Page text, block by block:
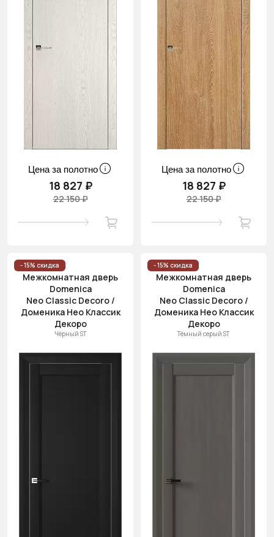
Цена за полотно
18 827 ₽
22 150 ₽
Цена за полотно
18 827 ₽
22 150 ₽
- 15% скидка
Межкомнатная дверь
Domenica
Neo Classic Decoro /
Доменика Нео Классик
Декоро
Чёрный ST
- 15% скидка
Межкомнатная дверь
Domenica
Neo Classic Decoro /
Доменика Нео Классик
Декоро
Тёмный серый ST